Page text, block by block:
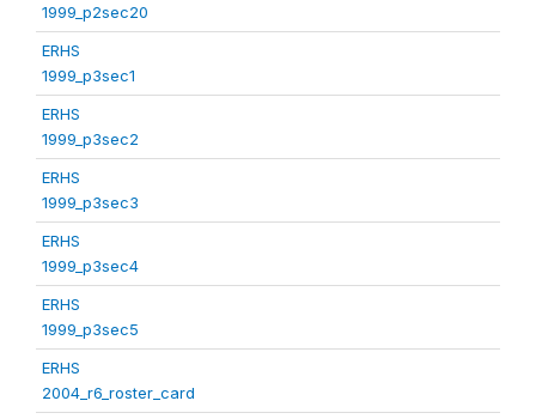
1999_p2sec20
ERHS
1999_p3sec1
ERHS
1999_p3sec2
ERHS
1999_p3sec3
ERHS
1999_p3sec4
ERHS
1999_p3sec5
ERHS
2004_r6_roster_card